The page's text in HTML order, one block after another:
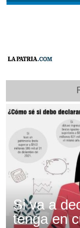
Si va a
tenga en